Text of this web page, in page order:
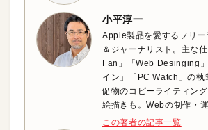
小平淳一
Apple製品を愛するフリー
＆ジャーナリスト。主な
Fan」「Web Desinging
イン」「PC Watch」の執
促物のコピーライティン
絵描きも。Webの制作・運
この著者の記事一覧